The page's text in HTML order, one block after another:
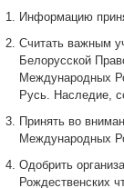
Информацию
Считать важным
Белорусской
Международных
Русь. Наследие,
Принять во
Международных
Одобрить
Рождественских